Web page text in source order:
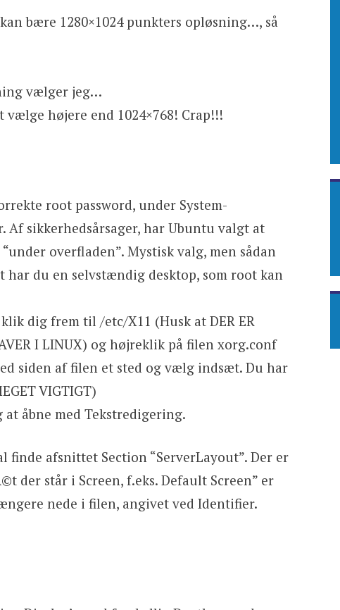
bære 1280×1024 punkters opløsning…, så
vælger jeg…
højere end 1024×768! Crap!!!
root password, under System-
sikkerhedsårsager, har Ubuntu valgt at
overfladen”. Mystisk valg, men sådan
du en selvstændig desktop, som root kan
dig frem til /etc/X11 (Husk at DER ER
I LINUX) og højreklik på filen xorg.conf
siden af filen et sted og vælg indsæt. Du har
VIGTIGT)
åbne med Tekstredigering.
finde afsnittet Section “ServerLayout”. Der er
der står i Screen, f.eks. Default Screen” er
nede i filen, angivet ved Identifier.